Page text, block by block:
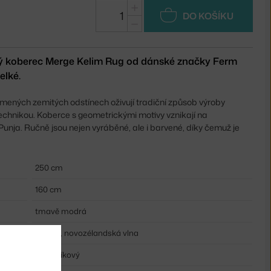
DO KOŠÍKU
koberec Merge Kelim Rug od dánské značky Ferm
zemitých odstínech oživují tradiční způsob výroby
Koberce s geometrickými motivy vznikají na
Ručně jsou nejen vyráběné, ale i barvené, díky čemuž je
250 cm
160 cm
tmavě modrá
bavlna, novozélandská vlna
obdélníkový